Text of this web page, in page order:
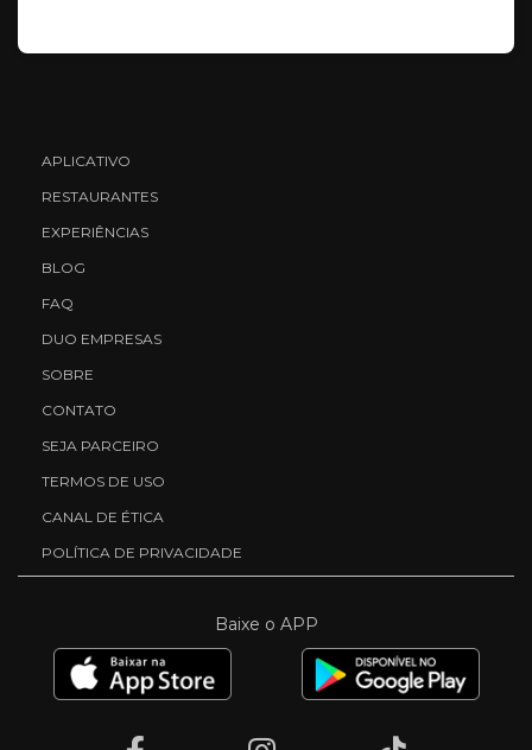
APLICATIVO
RESTAURANTES
EXPERIÊNCIAS
BLOG
FAQ
DUO EMPRESAS
SOBRE
CONTATO
SEJA PARCEIRO
TERMOS DE USO
CANAL DE ÉTICA
POLÍTICA DE PRIVACIDADE
Baixe o APP